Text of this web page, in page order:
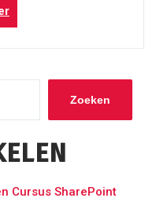
“Voordelig
Weekendje
Weg
Nederland:
voor
een
Zoeken
Cursus SharePoint